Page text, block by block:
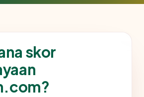
skor